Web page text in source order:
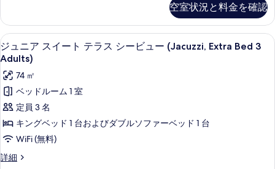
る
ス
シ
ー
ビ
ュ
ー
(Jacuzzi,
ExtraBed
2ad+2ch)
の
ス
イ
ー
ト
ラ
ス
シ
ー
ビ
ー
(Jacuzzi,
ExtraBed
空室状況と料金を確認
ジ
ュ
ニ
ア
ス
イ
ー
ト
6
ジュニア スイート テラス シービュー (Jacuzzi, Extra Bed 3
Adults)
74 ㎡
ベッドルーム 1 室
定員 3 名
キングベッド 1 台およびダブルソファーベッド 1 台
WiFi (無料)
詳細
ジ